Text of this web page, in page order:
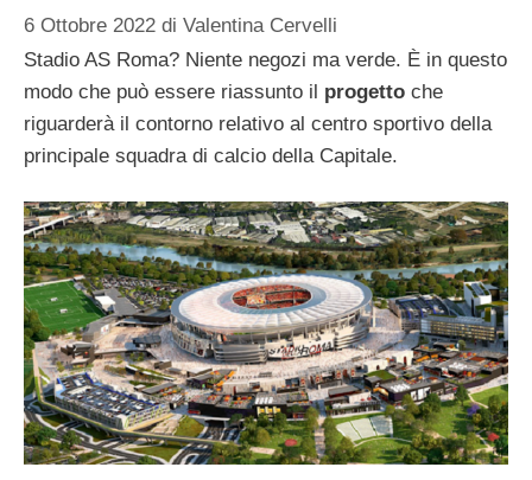
6 Ottobre 2022 di Valentina Cervelli
Stadio AS Roma? Niente negozi ma verde. È in questo
modo che può essere riassunto il progetto che
riguarderà il contorno relativo al centro sportivo della
principale squadra di calcio della Capitale.